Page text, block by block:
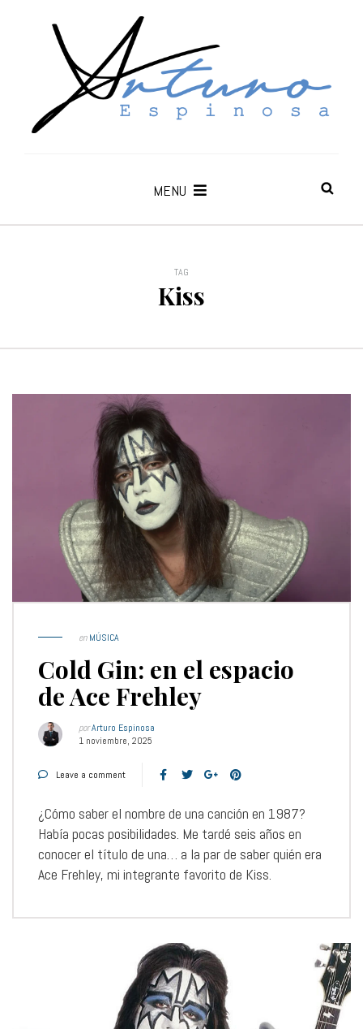
MENU
TAG
Kiss
enMÚSICA
Cold Gin: en el espacio
de Ace Frehley
porArturo Espinosa
1 noviembre, 2025
Leave a comment
¿Cómo saber el nombre de una canción en 1987?
Había pocas posibilidades. Me tardé seis años en
conocer el título de una… a la par de saber quién era
Ace Frehley, mi integrante favorito de Kiss.